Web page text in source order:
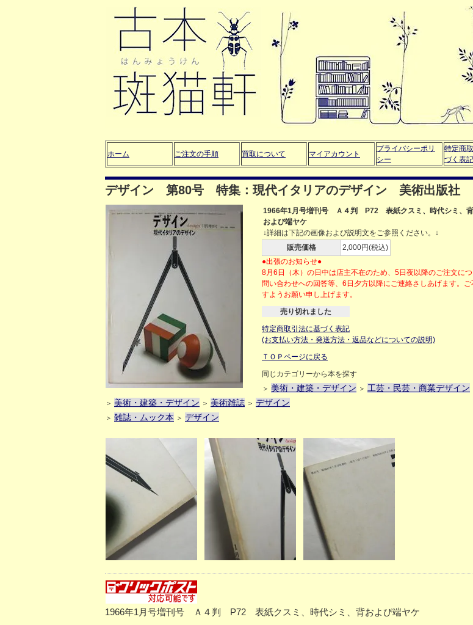
ホーム ご注文の手順 買取について マイアカウント
プライバシーポリ
シー
特定商
づく表記
デザイン 第80号 特集：現代イタリアのデザイン 美術出版社
1966年1月号増刊号 Ａ４判 P72 表紙クスミ、時代シミ、背
および端ヤケ
↓詳細は下記の画像および説明文をご参照ください。↓
販売価格
2,000円(税込)
●出張のお知らせ●
8月6日（木）の日中は店主不在のため、5日夜以降のご注文に
問い合わせへの回答等、6日夕方以降にご連絡さしあげます。
すようお願い申し上げます。
売り切れました
特定商取引法に基づく表記
(お支払い方法・発送方法・返品などについての説明)
ＴＯＰページに戻る
同じカテゴリーから本を探す
＞ 美術・建築・デザイン ＞ 工芸・民芸・商業デザイン
＞ 美術・建築・デザイン ＞ 美術雑誌 ＞ デザイン
＞ 雑誌・ムック本 ＞ デザイン
1966年1月号増刊号 Ａ４判 P72 表紙クスミ、時代シミ、背および端ヤケ